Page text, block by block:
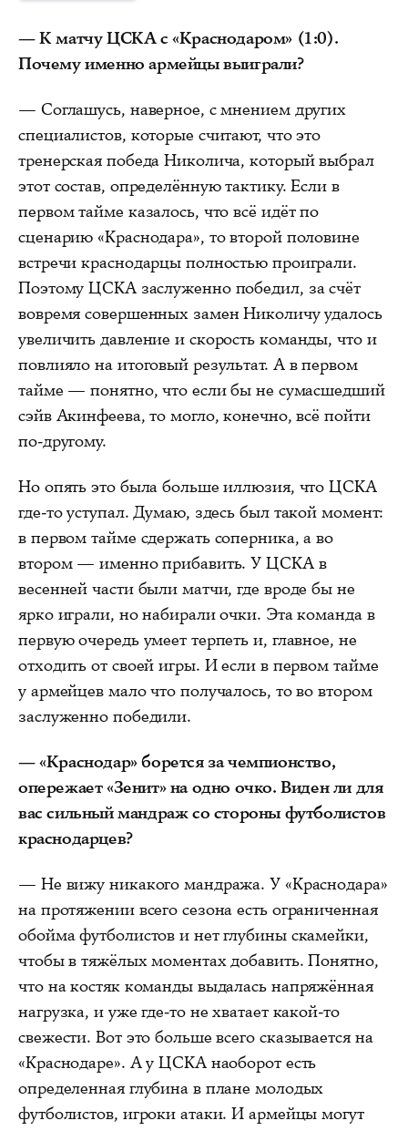
— К матчу ЦСКА с «Краснодаром» (1:0).
Почему именно армейцы выиграли?
— Соглашусь, наверное, с мнением других
специалистов, которые считают, что это
тренерская победа Николича, который выбрал
этот состав, определённую тактику. Если в
первом тайме казалось, что всё идёт по
сценарию «Краснодара», то второй половине
встречи краснодарцы полностью проиграли.
Поэтому ЦСКА заслуженно победил, за счёт
вовремя совершенных замен Николичу удалось
увеличить давление и скорость команды, что и
повлияло на итоговый результат. А в первом
тайме — понятно, что если бы не сумасшедший
сэйв Акинфеева, то могло, конечно, всё пойти
по-другому.
Но опять это была больше иллюзия, что ЦСКА
где-то уступал. Думаю, здесь был такой момент:
в первом тайме сдержать соперника, а во
втором — именно прибавить. У ЦСКА в
весенней части были матчи, где вроде бы не
ярко играли, но набирали очки. Эта команда в
первую очередь умеет терпеть и, главное, не
отходить от своей игры. И если в первом тайме
у армейцев мало что получалось, то во втором
заслуженно победили.
— «Краснодар» борется за чемпионство,
опережает «Зенит» на одно очко. Виден ли для
вас сильный мандраж со стороны футболистов
краснодарцев?
— Не вижу никакого мандража. У «Краснодара»
на протяжении всего сезона есть ограниченная
обойма футболистов и нет глубины скамейки,
чтобы в тяжёлых моментах добавить. Понятно,
что на костяк команды выдалась напряжённая
нагрузка, и уже где-то не хватает какой-то
свежести. Вот это больше всего сказывается на
«Краснодаре». А у ЦСКА наоборот есть
определенная глубина в плане молодых
футболистов, игроки атаки. И армейцы могут